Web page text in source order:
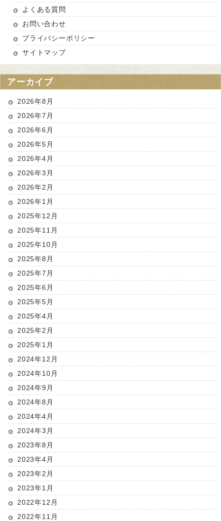
よくある質問
お問い合わせ
プライバシーポリシー
サイトマップ
アーカイブ
2026年8月
2026年7月
2026年6月
2026年5月
2026年4月
2026年3月
2026年2月
2026年1月
2025年12月
2025年11月
2025年10月
2025年8月
2025年7月
2025年6月
2025年5月
2025年4月
2025年2月
2025年1月
2024年12月
2024年10月
2024年9月
2024年8月
2024年4月
2024年3月
2023年8月
2023年4月
2023年2月
2023年1月
2022年12月
2022年11月